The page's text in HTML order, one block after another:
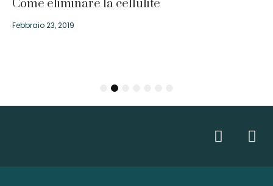
Come eliminare la cellulite
Febbraio 23, 2019
5